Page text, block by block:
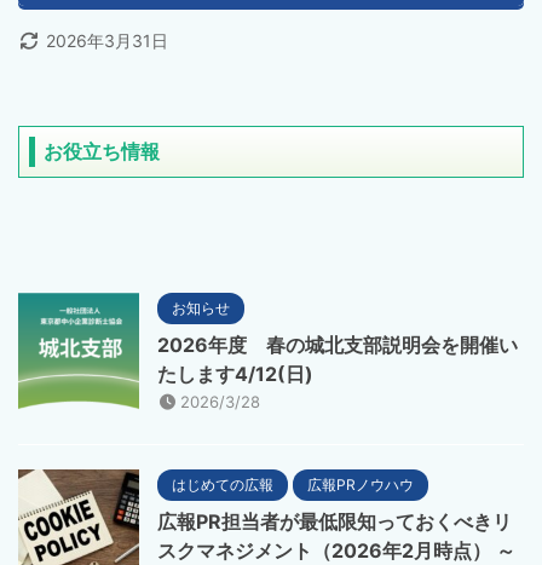
2026年3月31日
お役立ち情報
お知らせ
2026年度 春の城北支部説明会を開催い
たします4/12(日)
2026/3/28
はじめての広報 広報PRノウハウ
広報PR担当者が最低限知っておくべきリ
スクマネジメント（2026年2月時点） ～